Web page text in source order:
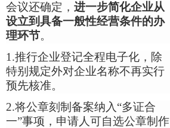
会议还确定， 进一步简化企业从
设立到具备一般性经营条件的办
理环节。
1.推行企业登记全程电子化，除
特别规定外对企业名称不再实行
预先核准。
2.将公章刻制备案纳入“多证合
一”事项，申请人可自选公章制作